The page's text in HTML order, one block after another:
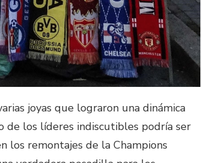
joyas que lograron una dinámica
de los líderes indiscutibles podría ser
los remontajes de la Champions